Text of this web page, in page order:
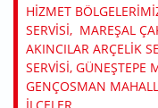
HIZMET
SERVISI, MAREŞAL
AKINCILAR ARÇELIK
SERVISI, GÜNEŞTEPE
GENÇOSMAN